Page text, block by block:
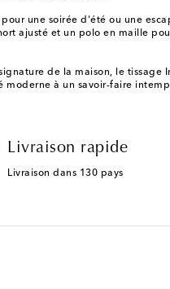
une soirée d'été ou une
ajusté et un polo en maille
de la maison, le
à un savoir-faire
Livraison rapide
Livraison dans 130 pays